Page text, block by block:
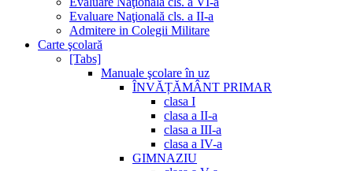
Evaluare Naţională cls. a II-a
Admitere in Colegii Militare
Carte şcolară
[Tabs]
Manuale şcolare în uz
ÎNVĂȚĂMÂNT PRIMAR
clasa I
clasa a II-a
clasa a III-a
clasa a IV-a
GIMNAZIU